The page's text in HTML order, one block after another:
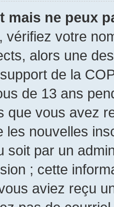
mais ne peux
vérifiez votre
alors une
de la
de 13 ans
que vous avez
les nouvelles
soit par un
; cette
aviez reçu